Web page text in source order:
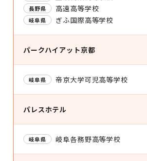
長野県 高遠高等学校
岐阜県 ぎふ国際高等学校
パークハイアット京都
岐阜県 帝京大学可児高等学校
パレスホテル
岐阜県 岐阜各務野高等学校